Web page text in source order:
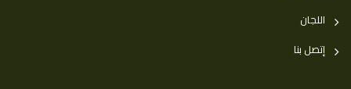
اللجان
إتصل بنا